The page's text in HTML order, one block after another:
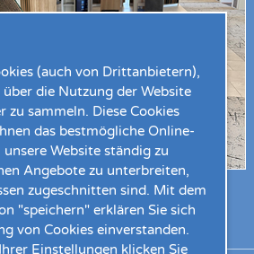
(auch von Drittanbietern),
die Nutzung der Website
zu sammeln. Diese Cookies
das bestmögliche Online-
Website ständig zu
Angebote zu unterbreiten,
zugeschnitten sind. Mit dem
"speichern" erklären Sie sich
von Cookies einverstanden.
Einstellungen klicken Sie